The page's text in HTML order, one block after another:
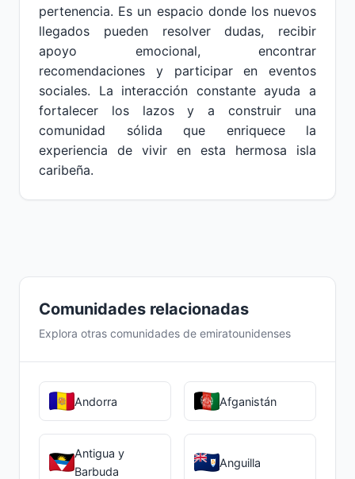
pertenencia. Es un espacio donde los nuevos
llegados pueden resolver dudas, recibir
apoyo emocional, encontrar
recomendaciones y participar en eventos
sociales. La interacción constante ayuda a
fortalecer los lazos y a construir una
comunidad sólida que enriquece la
experiencia de vivir en esta hermosa isla
caribeña.
Comunidades relacionadas
Explora otras comunidades de emiratounidenses
Andorra Afganistán
Antigua y
Barbuda
Anguilla